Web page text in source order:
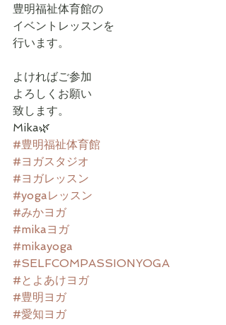
豊明福祉体育館の
イベントレッスンを
行います。
よければご参加
よろしくお願い
致します。
Mika🌿
#豊明福祉体育館
#ヨガスタジオ
#ヨガレッスン
#yogaレッスン
#みかヨガ
#mikaヨガ
#mikayoga
#SELFCOMPASSIONYOGA
#とよあけヨガ
#豊明ヨガ
#愛知ヨガ